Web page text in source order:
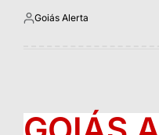
Postado
Goiás Alerta